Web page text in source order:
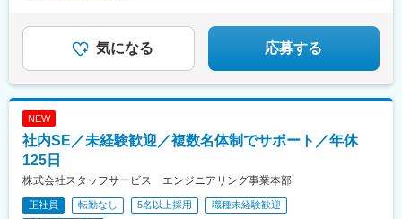
気になる 応募する
NEW
社内SE／未経験歓迎／複数名体制でサポート／年休
125日
株式会社スタッフサービス エンジニアリング事業本部
正社員 転勤なし 5名以上採用
職種未経験歓迎